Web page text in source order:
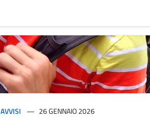
AVVISI 26 GENNAIO 2026